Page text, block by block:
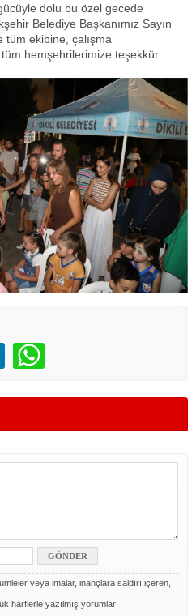
dolu bu özel gecede
Belediye Başkanımız Sayın
ekibine, çalışma
hemşehrilerimize teşekkür
veya imalar, inançlara saldırı içeren,
harflerle yazılmış yorumlar